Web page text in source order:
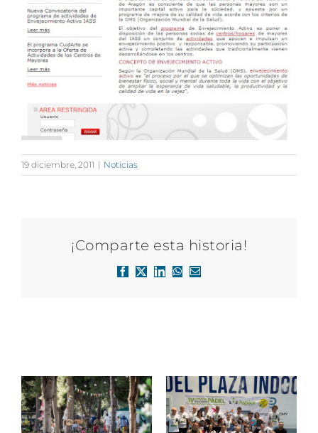
19 diciembre, 2011 | Noticias
¡Comparte esta historia!
Facebook
X LinkedInWhatsApp
Correo